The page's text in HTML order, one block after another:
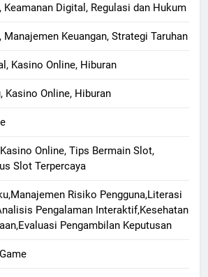
Keamanan Digital, Regulasi dan Hukum
Manajemen Keuangan, Strategi Taruhan
Kasino Online, Hiburan
Kasino Online, Hiburan
Online, Tips Bermain Slot,
Slot Terpercaya
Risiko Pengguna,Literasi
Pengalaman Interaktif,Kesehatan
Pengambilan Keputusan